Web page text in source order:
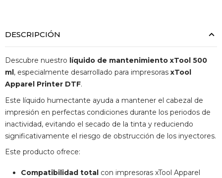
DESCRIPCIÓN
Descubre nuestro líquido de mantenimiento xTool 500
ml, especialmente desarrollado para impresoras xTool
Apparel Printer DTF.
Este líquido humectante ayuda a mantener el cabezal de
impresión en perfectas condiciones durante los periodos de
inactividad, evitando el secado de la tinta y reduciendo
significativamente el riesgo de obstrucción de los inyectores.
Este producto ofrece:
Compatibilidad total con impresoras xTool Apparel